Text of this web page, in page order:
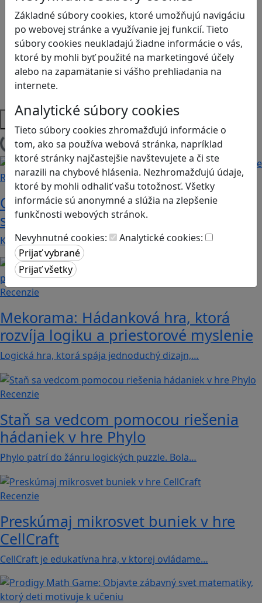
Základné súbory cookies, ktoré umožňujú navigáciu
po webovej stránke a využívanie jej funkcií. Tieto
súbory cookies neukladajú žiadne informácie o vás,
ktoré by mohli byť použité na marketingové účely
alebo na zapamätanie si vášho prehliadania na
internete.
Analytické súbory cookies
Tieto súbory cookies zhromažďujú informácie o
tom, ako sa používa webová stránka, napríklad
ktoré stránky najčastejšie navštevujete a či ste
narazili na chybové hlásenia. Nezhromažďujú údaje,
ktoré by mohli odhaliť vašu totožnosť. Všetky
informácie sú anonymné a slúžia na zlepšenie
funkčnosti webových stránok.
Nevyhnutné cookies:
Analytické cookies:
Logické myslenie
Ľudské práva a tolerancia
Motorika a koncentrácia
Programovanie/Technika
Sociálne zručnosti a kooperácia
Strategické myslenie
Zdravie a pohyb
Platformy
Načítam blogy
Recenzie
Otestujete a rozšírte svoje znalosti o
svete s hrou Erudite
Kvíz zahŕňa otázky z mnohých vedných odborov a…
Recenzie
Mekorama: Hádanková hra, ktorá
rozvíja logiku a priestorové myslenie
Logická hra, ktorá spája jednoduchý dizajn,…
Recenzie
Staň sa vedcom pomocou riešenia
hádaniek v hre Phylo
Phylo patrí do žánru logických puzzle. Bola…
Recenzie
Preskúmaj mikrosvet buniek v hre
CellCraft
CellCraft je edukatívna hra, v ktorej ovládame…